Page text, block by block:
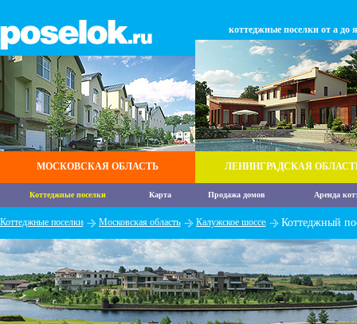
МОСКОВСКАЯ ОБЛАСТЬ
коттеджные поселки от а до я
ЛЕНИНГРАДСКАЯ
Коттеджные поселки Карта Продажа домов Аренда
Коттеджные поселки Московская область Калужское шоссе Коттеджный